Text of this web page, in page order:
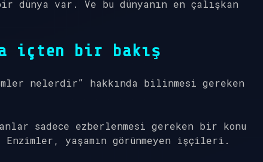
dünya var. Ve bu dünyanın en çalışkan
içten bir bakış
nelerdir” hakkında bilinmesi gereken
sadece ezberlenmesi gereken bir konu
yaşamın görünmeyen işçileri.